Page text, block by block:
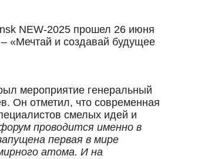
NEW-2025 прошел 26 июня
«Мечтай и создавай будущее
мероприятие генеральный
Он отметил, что современная
смелых идей и
проводится именно в
первая в мире
атома. И на